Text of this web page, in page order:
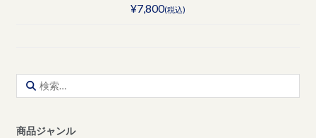
¥7,800(税込)
索:
商品ジャンル